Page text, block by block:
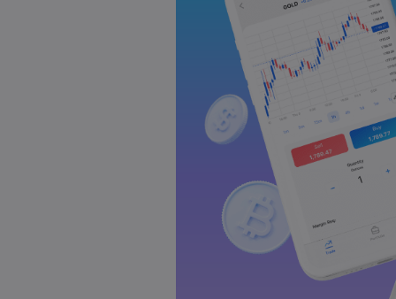
Markets.com Support Team 2025 Jul 05, 21:00
Wochenausblick: Der Fokus der
Indizes